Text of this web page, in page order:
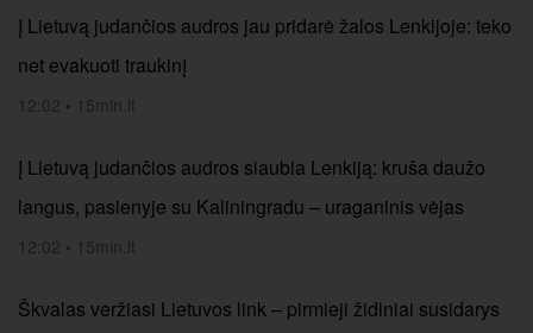
Į Lietuvą judančios audros jau pridarė žalos Lenkijoje: teko
net evakuoti traukinį
12:02 • 15min.lt
Į Lietuvą judančios audros siaubia Lenkiją: kruša daužo
langus, pasienyje su Kaliningradu – uraganinis vėjas
12:02 • 15min.lt
Škvalas veržiasi Lietuvos link – pirmieji židiniai susidarys